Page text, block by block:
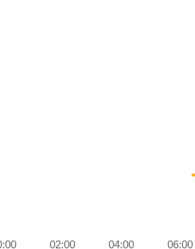
02:00 04:00 06:00